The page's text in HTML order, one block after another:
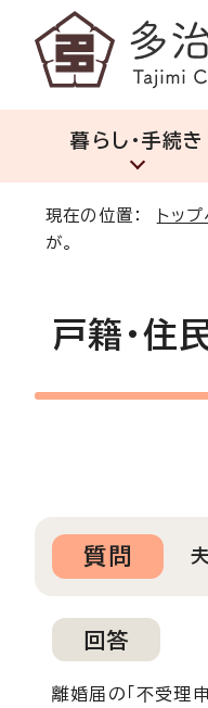
暮らし・手続き
現在の位置： トッ
が。
戸籍・住
質問
回答
離婚届の「不受理